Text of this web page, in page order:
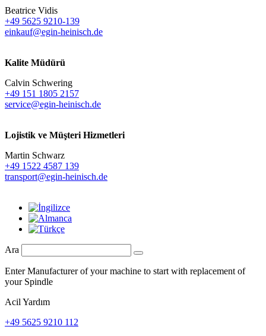
Beatrice Vidis
+49 5625 9210-139
einkauf@egin-heinisch.de
Kalite Müdürü
Calvin Schwering
+49 151 1805 2157
service@egin-heinisch.de
Lojistik ve Müşteri Hizmetleri
Martin Schwarz
+49 1522 4587 139
transport@egin-heinisch.de
Ara
Enter Manufacturer of your machine to start with replacement of
your Spindle
Acil Yardım
+49 5625 9210 112